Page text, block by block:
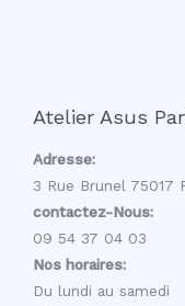
Atelier Asus
Adresse:
3 Rue Brunel 75017
contactez-Nous:
09 54 37 04 03
Nos horaires:
Du lundi au samedi